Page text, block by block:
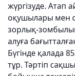
жүргізуде. Атап
оқушылары мен
зорлық-
алуға
Бүгінде қалада
тұр. Тәртіп